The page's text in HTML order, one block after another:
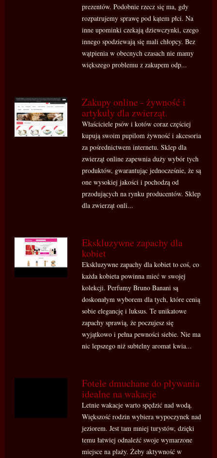
prezentów. Podobnie rzecz się ma, gdy
rozpatrujemy sprawę pod kątem płci. Na
inne upominki czekają dziewczynki, czego
innego spodziewają się mali chłopcy. Bez
wątpienia w obecnych czasach nie mamy
większego problemu z zakupem odp...
Zakupy online - żywność i
artykuły dla zwierząt.
Właściciele psów i kotów coraz częściej
kupują swoim pupilom żywność i akcesoria
za pośrednictwem internetu. Sklep dla
zwierząt online zapewnia duży wybór tych
produktów, gwarantując jednocześnie, że są
one wysokiej jakości i pochodzą od
przodujących na rynku producentów. Sklep
dla zwierząt onli...
Ekskluzywne zapachy dla
kobiet
Ekskluzywne zapachy dla kobiet to coś, co
każda kobieta powinna mieć w swojej
kolekcji. Perfumy Bruno Banani są
doskonałym wyborem dla tych, które cenią
sobie elegancję i luksus. Te unikatowe
zapachy sprawią, że poczujesz się
wyjątkowo i pełna pewności siebie. Nie ma
nic lepszego niż subtelny aromat kwia...
Fotele dmuchane do pływania
idealne na wakacje
Letnie wakacje warto spędzić nad wodą.
Większość rodzin wybiera wypoczynek nad
jeziorem. Jest tam mniej turystów, dzięki
temu łatwiej odnaleźć swoje wymarzone
miejsce na plaży. Żeby aktywność w